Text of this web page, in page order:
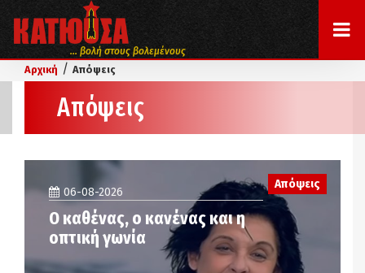
... βολή στους βολεμένους
Αρχική / Απόψεις
Απόψεις
Απόψεις
06-08-2026
Ο καθένας, ο κανένας και η
οπτική γωνία